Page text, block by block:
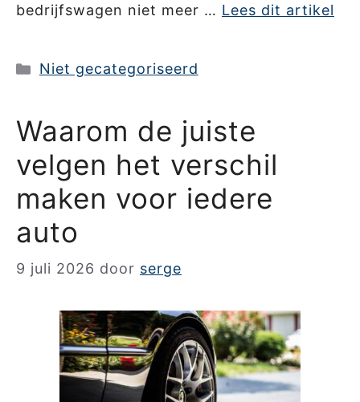
bedrijfswagen niet meer … Lees dit artikel
Categorieën
Niet gecategoriseerd
Waarom de juiste
velgen het verschil
maken voor iedere
auto
9 juli 2026 door serge